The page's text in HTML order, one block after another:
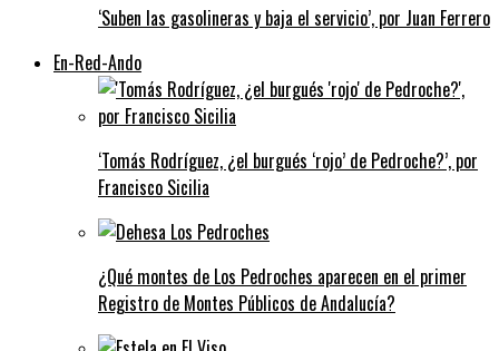
‘Suben las gasolineras y baja el servicio’, por Juan Ferrero
En-Red-Ando
‘Tomás Rodríguez, ¿el burgués ‘rojo’ de Pedroche?’, por
Francisco Sicilia
¿Qué montes de Los Pedroches aparecen en el primer
Registro de Montes Públicos de Andalucía?